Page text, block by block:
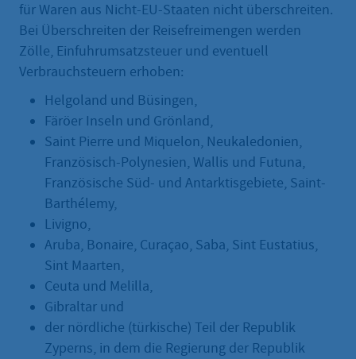
für Waren aus Nicht-EU-Staaten nicht überschreiten.
Bei Überschreiten der Reisefreimengen werden
Zölle, Einfuhrumsatzsteuer und eventuell
Verbrauchsteuern erhoben:
Helgoland und Büsingen,
Färöer Inseln und Grönland,
Saint Pierre und Miquelon, Neukaledonien,
Französisch-Polynesien, Wallis und Futuna,
Französische Süd- und Antarktisgebiete, Saint-
Barthélemy,
Livigno,
Aruba, Bonaire, Curaçao, Saba, Sint Eustatius,
Sint Maarten,
Ceuta und Melilla,
Gibraltar und
der nördliche (türkische) Teil der Republik
Zyperns, in dem die Regierung der Republik